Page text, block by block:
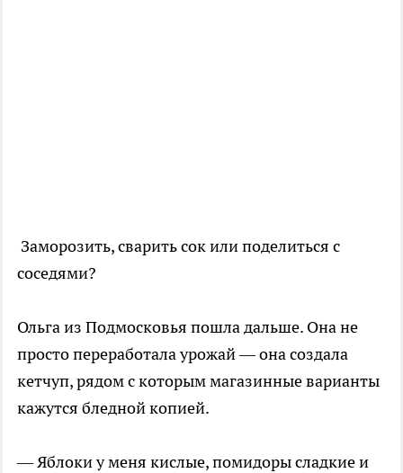
Заморозить, сварить сок или поделиться с
соседями?
Ольга из Подмосковья пошла дальше. Она не
просто переработала урожай — она создала
кетчуп, рядом с которым магазинные варианты
кажутся бледной копией.
— Яблоки у меня кислые, помидоры сладкие и